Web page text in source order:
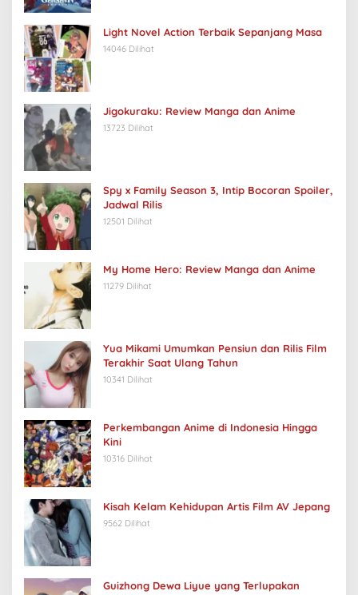
Light Novel Action Terbaik Sepanjang Masa
14046 Dilihat
Jigokuraku: Review Manga dan Anime
13723 Dilihat
Spy x Family Season 3, Intip Bocoran Spoiler,
Jadwal Rilis
12501 Dilihat
My Home Hero: Review Manga dan Anime
11279 Dilihat
Yua Mikami Umumkan Pensiun dan Rilis Film
Terakhir Saat Ulang Tahun
10341 Dilihat
Perkembangan Anime di Indonesia Hingga
Kini
10316 Dilihat
Kisah Kelam Kehidupan Artis Film AV Jepang
9562 Dilihat
Guizhong Dewa Liyue yang Terlupakan